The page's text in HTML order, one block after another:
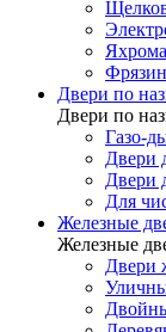
Яхрома
Двери по
Двери по
Газо-
Двери
Двери
Для
Железные
Железные
Двери